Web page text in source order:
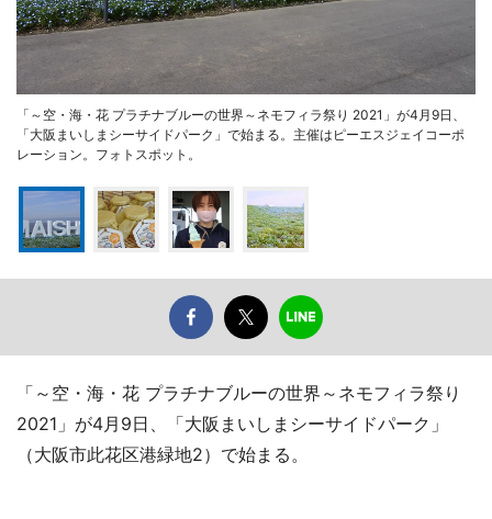
「～空・海・花 プラチナブルーの世界～ネモフィラ祭り 2021」が4月9日、
「大阪まいしまシーサイドパーク」で始まる。主催はピーエスジェイコーポ
レーション。フォトスポット。
「～空・海・花 プラチナブルーの世界～ネモフィラ祭り
2021」が4月9日、「大阪まいしまシーサイドパーク」
（大阪市此花区港緑地2）で始まる。